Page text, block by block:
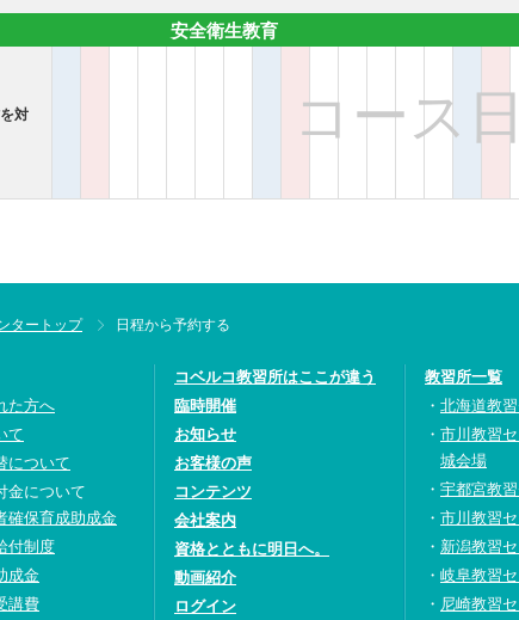
安全衛生教育
対
コース
タートップ 日程から予約する
た方へ
て
について
金について
確保育成助成金
付制度
成金
講費
コベルコ教習所はここが違う
臨時開催
お知らせ
お客様の声
コンテンツ
会社案内
資格とともに明日へ。
動画紹介
ログイン
教習所一覧
北海道教
市川教習
城会場
宇都宮教
市川教習
新潟教習
岐阜教習
尼崎教習